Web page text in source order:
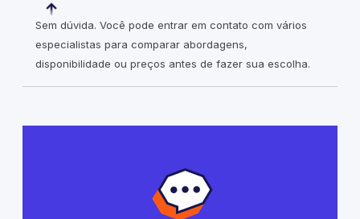
Sem dúvida. Você pode entrar em contato com vários
especialistas para comparar abordagens,
disponibilidade ou preços antes de fazer sua escolha.